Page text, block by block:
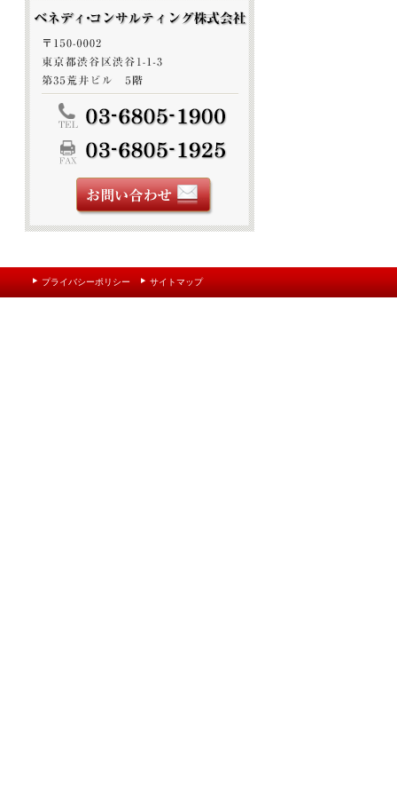
プライバシーポリシー サイトマップ